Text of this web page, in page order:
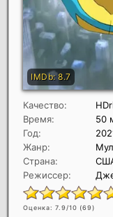
Качество:
Время:
50
Год:
Жанр:
Страна:
Режиссер:
Оценка: 7.9/10 (69)